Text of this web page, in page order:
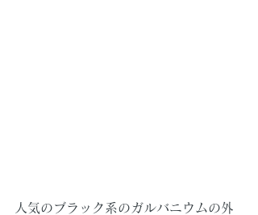
人気のブラック系のガルバニウムの外